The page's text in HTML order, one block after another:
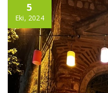
5
Eki, 2024